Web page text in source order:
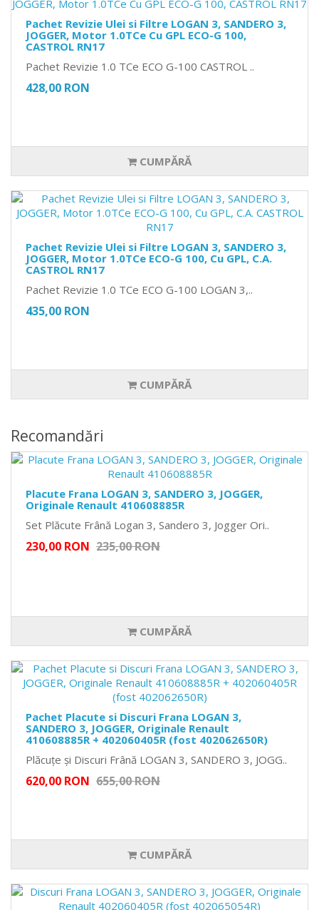
Pachet Revizie Ulei si Filtre LOGAN 3, SANDERO 3,
JOGGER, Motor 1.0TCe Cu GPL ECO-G 100,
CASTROL RN17
Pachet Revizie 1.0 TCe ECO G-100 CASTROL ..
428,00 RON
CUMPĂRĂ
Pachet Revizie Ulei si Filtre LOGAN 3, SANDERO 3,
JOGGER, Motor 1.0TCe ECO-G 100, Cu GPL, C.A.
CASTROL RN17
Pachet Revizie 1.0 TCe ECO G-100 LOGAN 3,..
435,00 RON
CUMPĂRĂ
Recomandări
Placute Frana LOGAN 3, SANDERO 3, JOGGER,
Originale Renault 410608885R
Set Plăcute Frână Logan 3, Sandero 3, Jogger Ori..
230,00 RON 235,00 RON
CUMPĂRĂ
Pachet Placute si Discuri Frana LOGAN 3,
SANDERO 3, JOGGER, Originale Renault
410608885R + 402060405R (fost 402062650R)
Plăcuțe și Discuri Frână LOGAN 3, SANDERO 3, JOGG..
620,00 RON 655,00 RON
CUMPĂRĂ